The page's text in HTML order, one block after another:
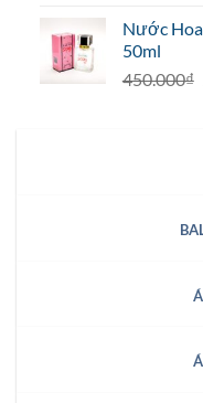
Nước Hoa
50ml
450.000₫